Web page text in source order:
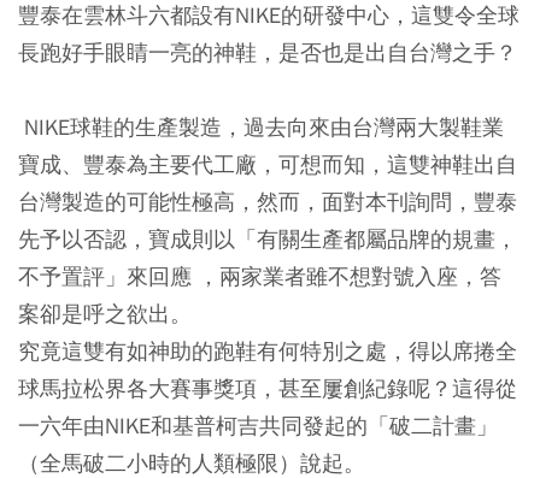
豐泰在雲林斗六都設有NIKE的研發中心，這雙令全球
長跑好手眼睛一亮的神鞋，是否也是出自台灣之手？
NIKE球鞋的生產製造，過去向來由台灣兩大製鞋業
寶成、豐泰為主要代工廠，可想而知，這雙神鞋出自
台灣製造的可能性極高，然而，面對本刊詢問，豐泰
先予以否認，寶成則以「有關生產都屬品牌的規畫，
不予置評」來回應 ，兩家業者雖不想對號入座，答
案卻是呼之欲出。
究竟這雙有如神助的跑鞋有何特別之處，得以席捲全
球馬拉松界各大賽事獎項，甚至屢創紀錄呢？這得從
一六年由NIKE和基普柯吉共同發起的「破二計畫」
（全馬破二小時的人類極限）說起。